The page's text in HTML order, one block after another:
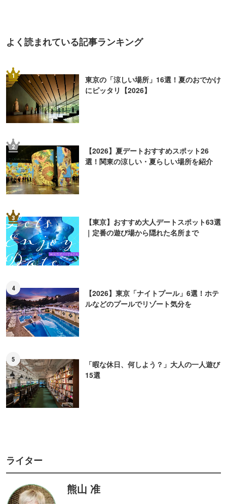
2
【2026】夏デートおすすめスポット26
選！関東の涼しい・夏らしい場所を紹介
3
【東京】おすすめ大人デートスポット63選
｜定番の遊び場から隠れた名所まで
4
【2026】東京「ナイトプール」6選！ホテ
ルなどのプールでリゾート気分を
「暇な休日、何しよう？」大人の一人遊び
15選
ライター
熊山 准